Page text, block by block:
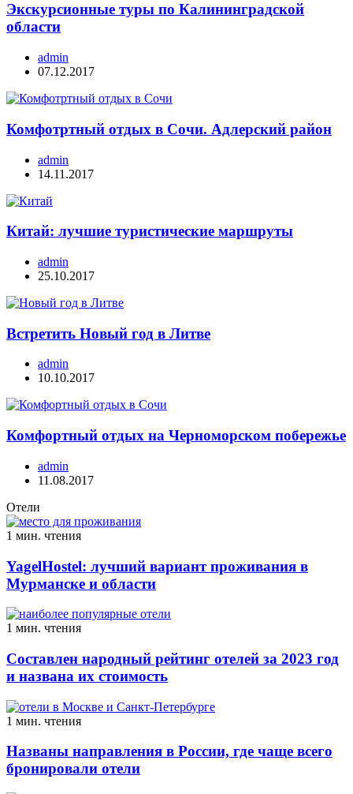
Экскурсионные туры по Калининградской
области
admin
07.12.2017
Комфотртный отдых в Сочи. Адлерский район
admin
14.11.2017
Китай: лучшие туристические маршруты
admin
25.10.2017
Встретить Новый год в Литве
admin
10.10.2017
Комфортный отдых на Черноморском побережье
admin
11.08.2017
Отели
1 мин. чтения
YagelHostel: лучший вариант проживания в
Мурманске и области
1 мин. чтения
Составлен народный рейтинг отелей за 2023 год
и названа их стоимость
1 мин. чтения
Названы направления в России, где чаще всего
бронировали отели